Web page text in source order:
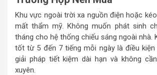
Khu vực ngoài trời xa nguồn điện hoặc
mất thẩm mỹ. Không muốn phát sinh
tháng cho hệ thống chiếu sáng ngoài nhà.
tốt từ 5 đến 7 tiếng mỗi ngày là điều
giải pháp tiết kiệm dài hạn và không
xuyên.